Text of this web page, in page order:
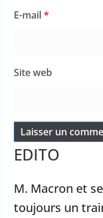
E-mail*
Site web
EDITO
M. Macron et
toujours un